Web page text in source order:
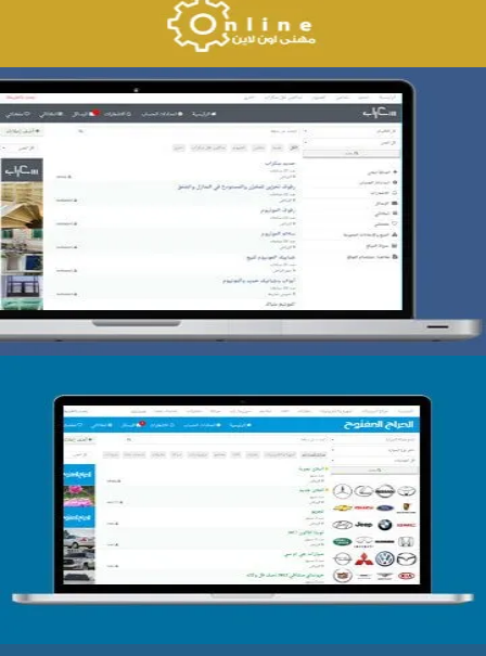
تصميم حراج سكراب
التفاصيل
تصميم الحراج الدولى